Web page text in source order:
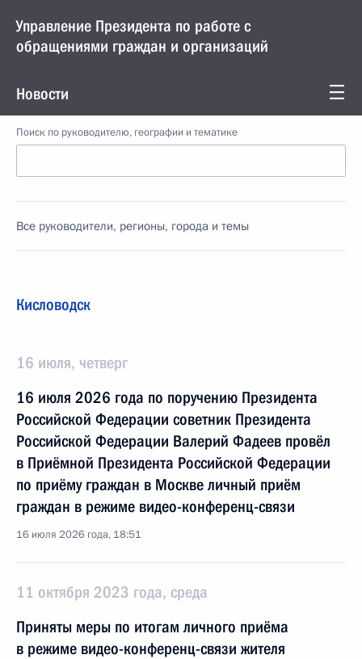
Управление Президента по работе с
обращениями граждан и организаций
Новости
Поиск по руководителю, географии и тематике
Все руководители, регионы, города и темы
Кисловодск
16 июля, четверг
16 июля 2026 года по поручению Президента
Российской Федерации советник Президента
Российской Федерации Валерий Фадеев провёл
в Приёмной Президента Российской Федерации
по приёму граждан в Москве личный приём
граждан в режиме видео-конференц-связи
16 июля 2026 года, 18:51
11 октября 2023 года, среда
Приняты меры по итогам личного приёма
в режиме видео-конференц-связи жителя